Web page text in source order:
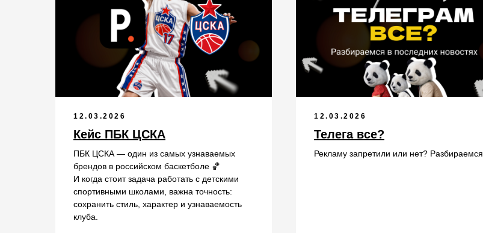
12.03.2026
Кейс ПБК ЦСКА
ПБК ЦСКА — один из самых узнаваемых
брендов в российском баскетболе 🏀
И когда стоит задача работать с детскими
спортивными школами, важна точность:
сохранить стиль, характер и узнаваемость
клуба.
12.03.2026
Телега все?
Рекламу запретили или нет? Разбираемся